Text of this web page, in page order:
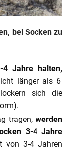
bei Socken zu
4 Jahre halten,
länger als 6
sich die
tragen, werden
3-4 Jahre
von 3-4 Jahren